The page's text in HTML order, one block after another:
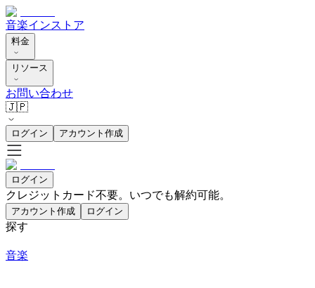
音楽インストア
料金
リソース
お問い合わせ
🇯🇵
ログイン アカウント作成
ログイン
クレジットカード不要。いつでも解約可能。
アカウント作成 ログイン
探す
音楽